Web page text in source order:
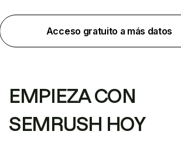
Acceso gratuito a más datos
EMPIEZA CON
SEMRUSH HOY